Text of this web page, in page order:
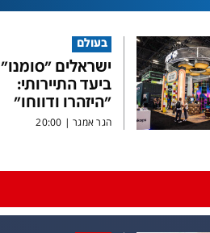
בעולם
ישראלים "סומנו"
ביעד התיירותי:
"היזהרו ודווחו"
הגר אמגר|
20:00